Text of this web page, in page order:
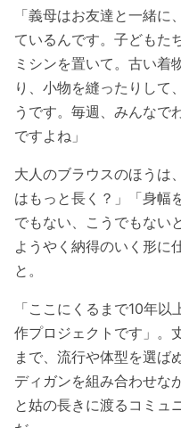
「義母はお友達と一緒
ているんです。子どもた
ミシンを置いて。古い着
り、小物を縫ったりして
うです。毎週、みんなで
ですよね」
大人のブラウスのほうは
はもっと長く？」「身幅
でもない、こうでもない
ようやく納得のいく形に
と。
「ここにくるまで10年
作プロジェクトです」。
まで、流行や体型を選ば
ディガンを組み合わせな
と姑の長きに渡るコミュ